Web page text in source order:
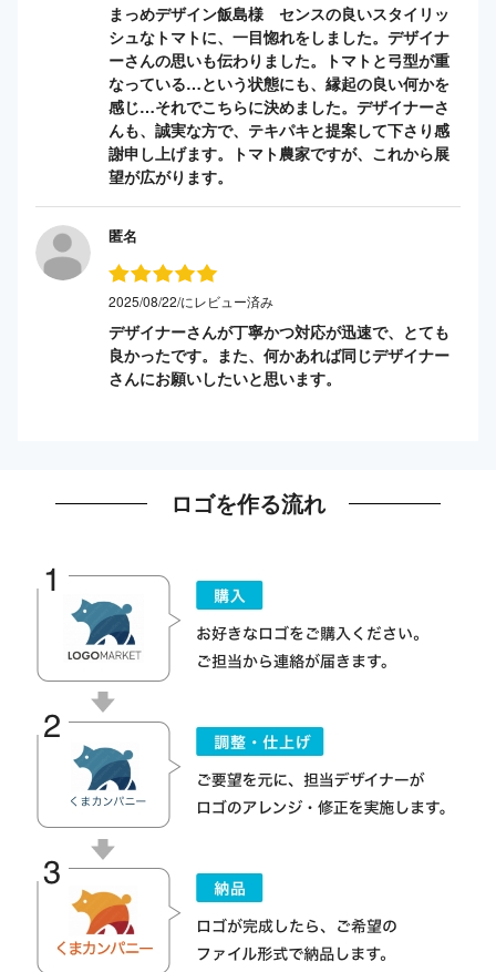
まっめデザイン飯島様 センスの良いスタイリッ
シュなトマトに、一目惚れをしました。デザイナ
ーさんの思いも伝わりました。トマトと弓型が重
なっている…という状態にも、縁起の良い何かを
感じ…それでこちらに決めました。デザイナーさ
んも、誠実な方で、テキパキと提案して下さり感
謝申し上げます。トマト農家ですが、これから展
望が広がります。
匿名
2025/08/22/にレビュー済み
デザイナーさんが丁寧かつ対応が迅速で、とても
良かったです。また、何かあれば同じデザイナー
さんにお願いしたいと思います。
ロゴを作る流れ